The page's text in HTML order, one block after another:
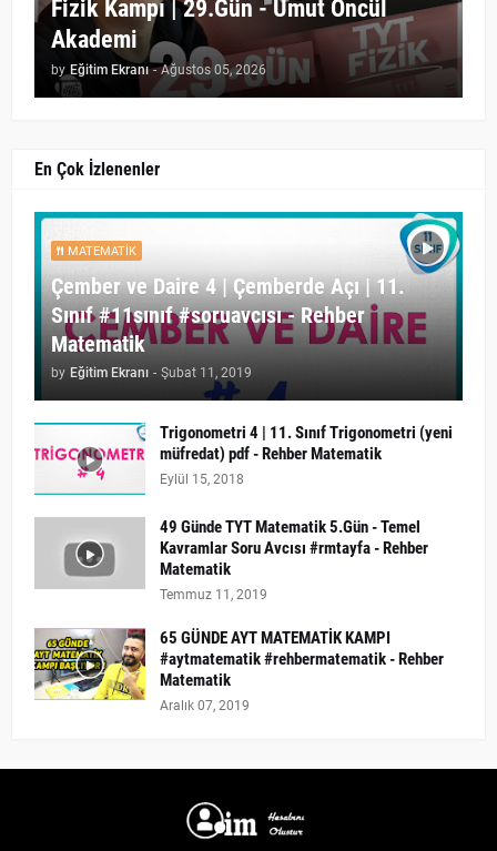
Fizik Kampı | 29.Gün - Umut Öncül
Akademi
by Eğitim Ekranı - Ağustos 05, 2026
En Çok İzlenenler
MATEMATIK
Çember ve Daire 4 | Çemberde Açı | 11.
Sınıf #11sınıf #soruavcısı - Rehber
Matematik
by Eğitim Ekranı - Şubat 11, 2019
Trigonometri 4 | 11. Sınıf Trigonometri (yeni
müfredat) pdf - Rehber Matematik
Eylül 15, 2018
49 Günde TYT Matematik 5.Gün - Temel
Kavramlar Soru Avcısı #rmtayfa - Rehber
Matematik
Temmuz 11, 2019
65 GÜNDE AYT MATEMATİK KAMPI
#aytmatematik #rehbermatematik - Rehber
Matematik
Aralık 07, 2019